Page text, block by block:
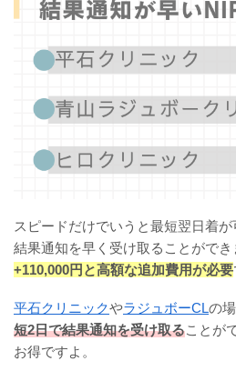
スピードだけでいうと最短翌日着
結果通知を早く受け取ることができ
+110,000円と高額な追加費用が必要
平石クリニックやラジュボーCLの場
短2日で結果通知を受け取ることが
お得ですよ。